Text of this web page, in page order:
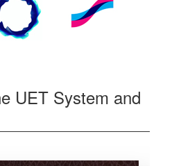
UET System and